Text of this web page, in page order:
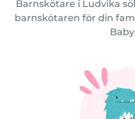
Barnskötare i Ludvika
barnskötaren för din